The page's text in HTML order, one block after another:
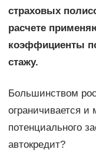
страховых
расчете
коэффициенты
стажу.
Большинством
ограничивается и
потенциального
автокредит?